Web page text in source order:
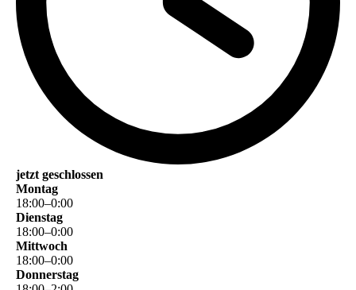
jetzt geschlossen
Montag
18:00–0:00
Dienstag
18:00–0:00
Mittwoch
18:00–0:00
Donnerstag